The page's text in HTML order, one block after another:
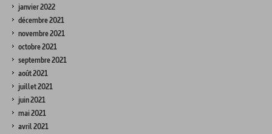
janvier 2022
décembre 2021
novembre 2021
octobre 2021
septembre 2021
août 2021
juillet 2021
juin 2021
mai 2021
avril 2021